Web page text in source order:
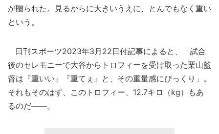
が贈られた。見るからに大きいうえに、とんでもなく重い
という。
日刊スポーツ2023年3月22日付記事によると、「試合
後のセレモニーで大谷からトロフィーを受け取った栗山監
督は『重いい』『重てぇ』と、その重量感にびっくり」。
それもそのはず、このトロフィー、12.7キロ（kg）もあ
るのだ――。